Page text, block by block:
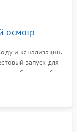
осмотр
и канализации.
запуск для
сбоев в работе